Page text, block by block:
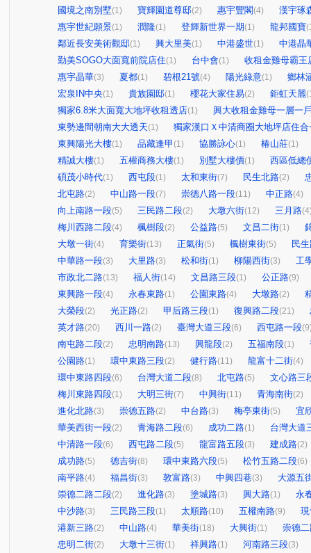
國境之南別墅(1) 寶輝園道尊邸(2) 惠宇豐閣(4)
漢宇琢
惠宇世紀願景(1) 潤隆(1) 登輝新世界一期(1) 龍邦國寶
鄰近長安美術觀邸(1) 興大里美(1) 中港盛世(1)
中港晶
勤美SOGO大面寬前院店住(1) 台中會(1)
收租金雞母霸王
惠宇晶華(3) 夏都(1) 碧根21號(4) 陽光綠意(1)
鄉林
宏泉IN中央(1) 貴族園邸(1) 櫻花大家住易(2) 鉅虹天麗
獨家6.8米大面寬大地坪收租透店(1)
興大收租金雞母一層一
東勢邊間朝南大大透天(1)
獨家漢口Ｘ中清商圈大地坪店住合
東興陽光大樓(1) 品藏逢甲 (1) 協勝詠心(1) 椿山莊(1)
精誠大樓(1) 五權商務大樓(1) 別墅大樓價(1)
西區低總
碩茂小時代(1) 西屯段(1) 太和東街(7) 民生北路(2)
北屯路(2) 中山路一段(7) 崇德八路一段(11) 中正路(4)
向上南路一段(5) 三民路二段(2) 大墩六街(12) 三月路
梅川西路二段(4) 楓樹段(2) 公益路(5) 文昌二街(1)
大墩一街(4) 育樂街(13) 正氣街(5) 楓樹東街(5)
民
中華路一段(3) 大里路(3) 松和街(1) 柳陽西街(3)
工
市政北二路(13) 福人街(14) 文昌路三段(1) 公正路(9)
東興路一段(4) 永春東路(1) 公園東路(4) 大墩路(2)
大榮段(2) 光正路(2) 甲后路三段(1) 復興路二段(21)
英才路(20) 西川一路(2) 臺灣大道三段(6) 西屯路一段
南屯路二段(2) 忠明南路(13) 興龍段(2) 五福南段(1)
公園路(1) 環中東路三段(2) 健行路(11) 龍富十二街(4)
環中東路四段(6) 台灣大道二段(8) 北屯路(5)
文心路三
梅川東路四段(1) 大明三街(7) 中興街(11) 青海南街(2)
進化北路(3) 崇德五路(2) 中台路(3) 梅亭東街(5)
宜
華美西街一段(2) 青海路二段(6) 成功二路(1)
台灣大道
中清路一段(6) 西屯路二段(5) 龍富路五段(3) 建成路(2)
成功路(5) 德吉街(8) 環中東路六段(5) 松竹五路二段(6)
南平路(4) 福昌街(3) 敦富路(3) 中興四巷(3)
大源五
崇德二路二段(2) 進化路(3) 塗城路(3) 興大路(1)
永
中沙路(3) 三民路三段(1) 太順路(10) 五權南路(9)
港新三路(2) 中山路(4) 華美街(18) 大興街(1)
崇德
忠明二街(2) 大墩十三街(1) 祥興路(1) 河南路三段(3)